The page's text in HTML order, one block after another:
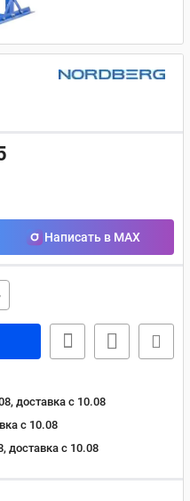
Написать в MAX
доставка c 10.08
c 10.08
доставка c 10.08